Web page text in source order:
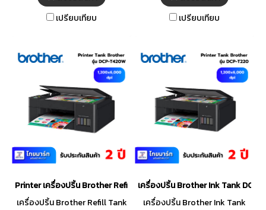
ประสิทธิภาพที่เชื่อถือได้ งานราบ
รื่นและเกิดผลลัพธ์ที่ดีเยี่ยม
เปรียบเทียบ
ง่ายดาย และมีเวลาให้กับ
ครอบครัวมากขึ้น
เปรียบเทียบ
Printer เครื่องปริ้น Brother Refill Tank DCP-T420W (Wi-Fi)
เครื่องปริ้น Brother Refill Tank
เครื่องปริ้น Brother Ink Tank
เครื่องปริ้น Brother Ink Tank